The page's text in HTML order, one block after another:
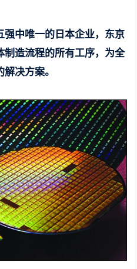
强中唯一的日本企业，东京
制造流程的所有工序，为全
决方案。